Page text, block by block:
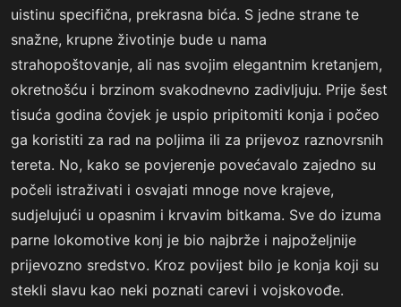
uistinu specifična, prekrasna bića. S jedne strane te
snažne, krupne životinje bude u nama
strahopoštovanje, ali nas svojim elegantnim kretanjem,
okretnošću i brzinom svakodnevno zadivljuju. Prije šest
tisuća godina čovjek je uspio pripitomiti konja i počeo
ga koristiti za rad na poljima ili za prijevoz raznovrsnih
tereta. No, kako se povjerenje povećavalo zajedno su
počeli istraživati i osvajati mnoge nove krajeve,
sudjelujući u opasnim i krvavim bitkama. Sve do izuma
parne lokomotive konj je bio najbrže i najpoželjnije
prijevozno sredstvo. Kroz povijest bilo je konja koji su
stekli slavu kao neki poznati carevi i vojskovođe.